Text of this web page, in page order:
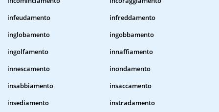
infeudamento
infreddamento
inglobamento
ingobbamento
ingolfamento
innaffiamento
innescamento
inondamento
insabbiamento
insaccamento
insediamento
instradamento